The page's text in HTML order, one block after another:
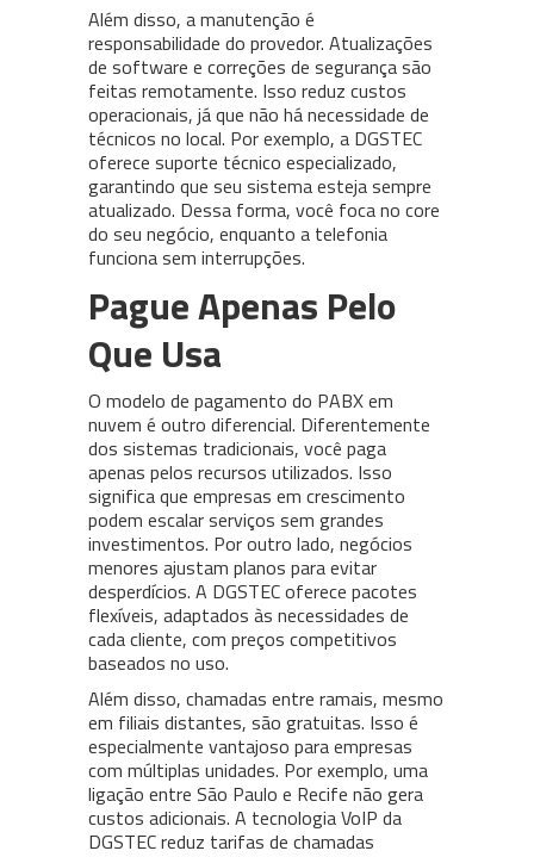
Além disso, a manutenção é
responsabilidade do provedor. Atualizações
de software e correções de segurança são
feitas remotamente. Isso reduz custos
operacionais, já que não há necessidade de
técnicos no local. Por exemplo, a DGSTEC
oferece suporte técnico especializado,
garantindo que seu sistema esteja sempre
atualizado. Dessa forma, você foca no core
do seu negócio, enquanto a telefonia
funciona sem interrupções.
Pague Apenas Pelo
Que Usa
O modelo de pagamento do PABX em
nuvem é outro diferencial. Diferentemente
dos sistemas tradicionais, você paga
apenas pelos recursos utilizados. Isso
significa que empresas em crescimento
podem escalar serviços sem grandes
investimentos. Por outro lado, negócios
menores ajustam planos para evitar
desperdícios. A DGSTEC oferece pacotes
flexíveis, adaptados às necessidades de
cada cliente, com preços competitivos
baseados no uso.
Além disso, chamadas entre ramais, mesmo
em filiais distantes, são gratuitas. Isso é
especialmente vantajoso para empresas
com múltiplas unidades. Por exemplo, uma
ligação entre São Paulo e Recife não gera
custos adicionais. A tecnologia VoIP da
DGSTEC reduz tarifas de chamadas